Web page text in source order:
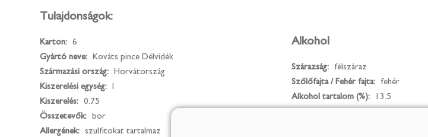
Tulajdonságok:
Karton:
6
Gyártó neve:
Kováts pince Délvidék
Származási ország:
Horvátország
Kiszerelési egység:
l
Kiszerelés:
0.75
Összetevők:
bor
Allergének:
szulfitokat tartalmaz
Alkohol
Szárazság:
félszáraz
Szőlőfajta / Fehér fajta:
fehér
Alkohol tartalom (%):
13.5